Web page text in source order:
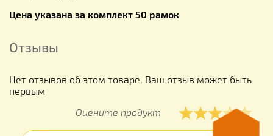
Цена указана за комплект 50 рамок
Отзывы
Нет отзывов об этом товаре. Ваш отзыв может быть
первым
Оцените продукт